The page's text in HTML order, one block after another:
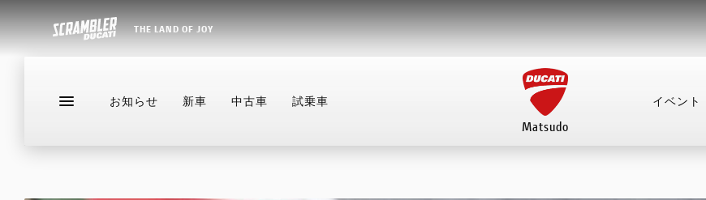
THE LAND OF JOY
お知らせ 新車 中古車 試乗車
Matsudo
イベント